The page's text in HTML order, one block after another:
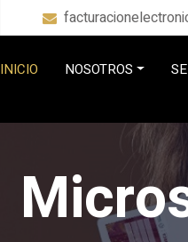
INICIO NOSOTROS